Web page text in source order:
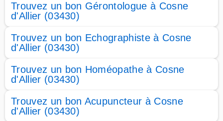
Trouvez un bon Gérontologue à Cosne
d'Allier (03430)
Trouvez un bon Echographiste à Cosne
d'Allier (03430)
Trouvez un bon Homéopathe à Cosne
d'Allier (03430)
Trouvez un bon Acupuncteur à Cosne
d'Allier (03430)